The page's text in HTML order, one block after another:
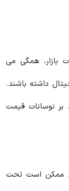
بازار، همگی می
داشته باشند.
بر نوسانات قیمت
ممکن است تحت